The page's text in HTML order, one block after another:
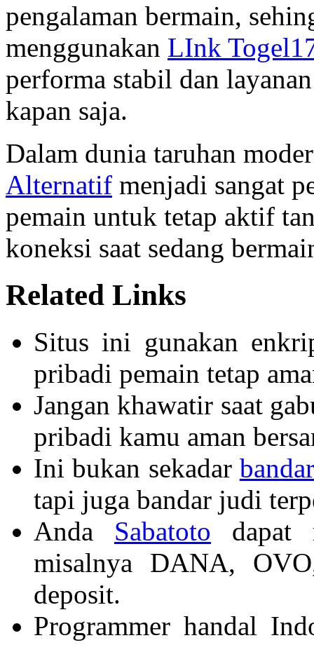
pengalaman bermain,
menggunakan LInk
performa stabil dan
kapan saja.
Dalam dunia taruhan
Alternatif menjadi sangat
pemain untuk tetap aktif
koneksi saat sedang
Related Links
Situs ini gunakan
pribadi pemain tetap
Jangan khawatir saat
pribadi kamu aman
Ini bukan sekadar
tapi juga bandar judi
Anda Sabatoto dapat
misalnya DANA,
deposit.
Programmer handal